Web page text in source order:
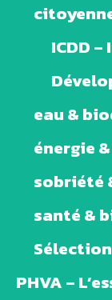
ICDD
eau &
énergie
sobriété
santé &
PHVA –